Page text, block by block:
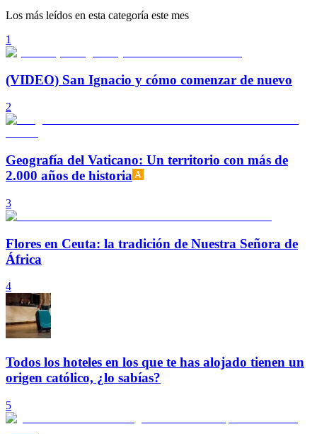
Los más leídos en esta categoría este mes
1
(VIDEO) San Ignacio y cómo comenzar de nuevo
2
Geografía del Vaticano: Un territorio con más de
2.000 años de historia
3
Flores en Ceuta: la tradición de Nuestra Señora de
África
4
Todos los hoteles en los que te has alojado tienen un
origen católico, ¿lo sabías?
5